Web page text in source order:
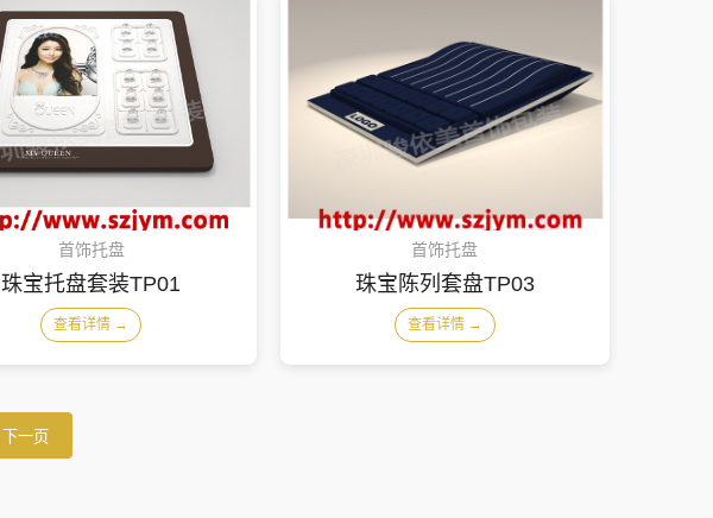
首饰托盘
珠宝托盘套装TP01
查看详情 →
首饰托盘
珠宝陈列套盘TP03
查看详情 →
下一页